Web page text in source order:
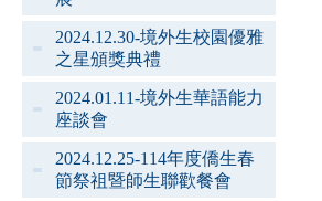
2024.12.30-境外生校園優雅
之星頒獎典禮
2024.01.11-境外生華語能力
座談會
2024.12.25-114年度僑生春
節祭祖暨師生聯歡餐會